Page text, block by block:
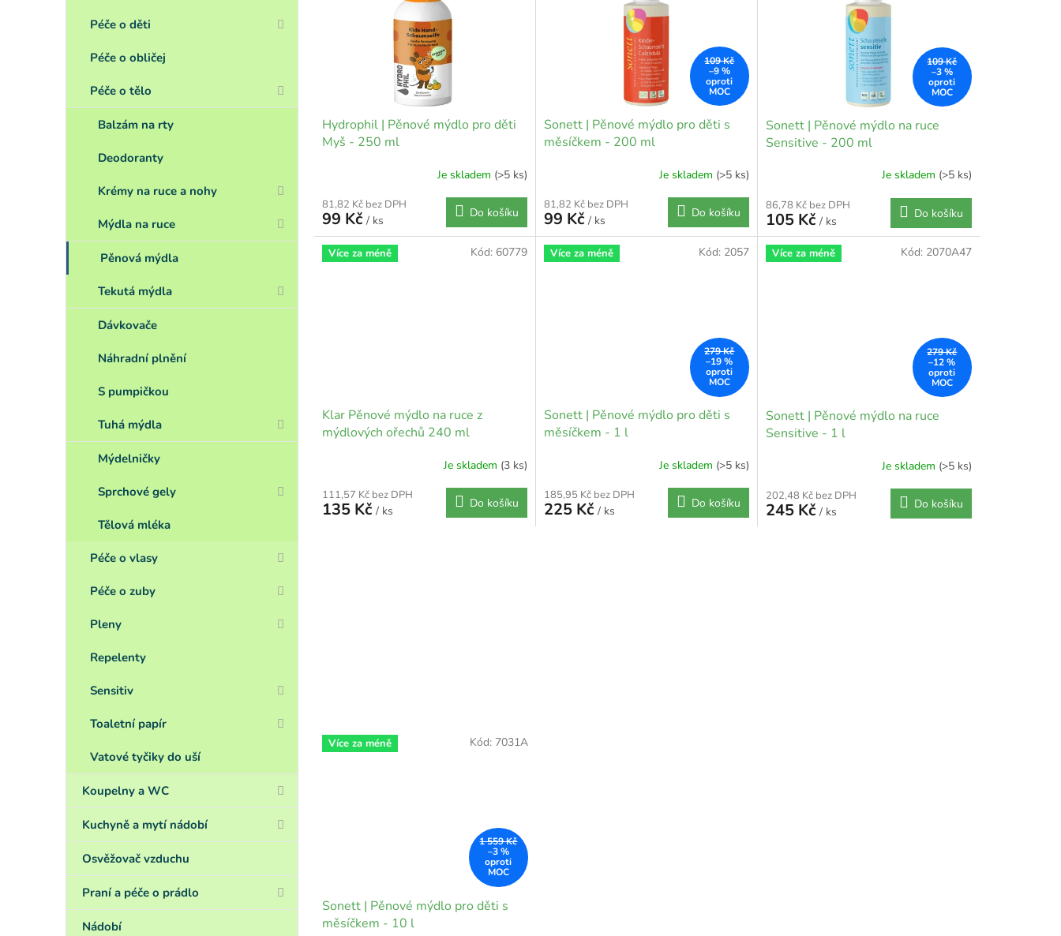
Péče o děti
Péče o obličej
Péče o tělo
Balzám na rty
Deodoranty
Krémy na ruce a nohy
Mýdla na ruce
Pěnová mýdla
Tekutá mýdla
Dávkovače
Náhradní plnění
S pumpičkou
Tuhá mýdla
Mýdelničky
Sprchové gely
Tělová mléka
Péče o vlasy
Péče o zuby
Pleny
Repelenty
Sensitiv
Toaletní papír
Vatové tyčiky do uší
Koupelny a WC
Kuchyně a mytí nádobí
Osvěžovač vzduchu
Praní a péče o prádlo
Nádobí
Hydrophil | Pěnové mýdlo pro děti
Myš - 250 ml
Je skladem (>5 ks)
81,82 Kč bez DPH
99 Kč / ks
Do košíku
109 Kč
–9 %
Sonett | Pěnové mýdlo pro děti s
měsíčkem - 200 ml
Je skladem (>5 ks)
81,82 Kč bez DPH
99 Kč / ks
Do košíku
109 Kč
–3 %
Sonett | Pěnové mýdlo na ruce
Sensitive - 200 ml
Je skladem (>5 ks)
86,78 Kč bez DPH
105 Kč / ks
Do košíku
Více za méně
Klar Pěnové mýdlo na ruce z
mýdlových ořechů 240 ml
Je skladem (3 ks)
111,57 Kč bez DPH
135 Kč / ks
Do košíku
Kód: 60779 Více za méně
279 Kč
–19 %
Sonett | Pěnové mýdlo pro děti s
měsíčkem - 1 l
Je skladem (>5 ks)
185,95 Kč bez DPH
225 Kč / ks
Do košíku
Kód: 2057 Více za méně
279 Kč
–12 %
Sonett | Pěnové mýdlo na ruce
Sensitive - 1 l
Je skladem (>5 ks)
202,48 Kč bez DPH
245 Kč / ks
Do košíku
Kód: 2070A47
Více za méně
1 559 Kč
–3 %
Sonett | Pěnové mýdlo pro děti s
měsíčkem - 10 l
Kód: 7031A